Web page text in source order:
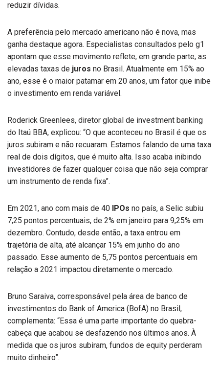
reduzir dívidas.
A preferência pelo mercado americano não é nova, mas
ganha destaque agora. Especialistas consultados pelo g1
apontam que esse movimento reflete, em grande parte, as
elevadas taxas de juros no Brasil. Atualmente em 15% ao
ano, esse é o maior patamar em 20 anos, um fator que inibe
o investimento em renda variável.
Roderick Greenlees, diretor global de investment banking
do Itaú BBA, explicou: “O que aconteceu no Brasil é que os
juros subiram e não recuaram. Estamos falando de uma taxa
real de dois dígitos, que é muito alta. Isso acaba inibindo
investidores de fazer qualquer coisa que não seja comprar
um instrumento de renda fixa”.
Em 2021, ano com mais de 40 IPOs no país, a Selic subiu
7,25 pontos percentuais, de 2% em janeiro para 9,25% em
dezembro. Contudo, desde então, a taxa entrou em
trajetória de alta, até alcançar 15% em junho do ano
passado. Esse aumento de 5,75 pontos percentuais em
relação a 2021 impactou diretamente o mercado.
Bruno Saraiva, corresponsável pela área de banco de
investimentos do Bank of America (BofA) no Brasil,
complementa: “Essa é uma parte importante do quebra-
cabeça que acabou se desfazendo nos últimos anos. À
medida que os juros subiram, fundos de equity perderam
muito dinheiro”.